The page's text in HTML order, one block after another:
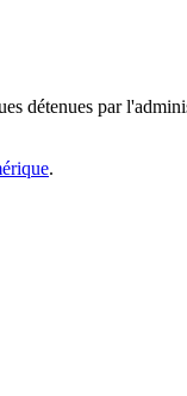
détenues par
.